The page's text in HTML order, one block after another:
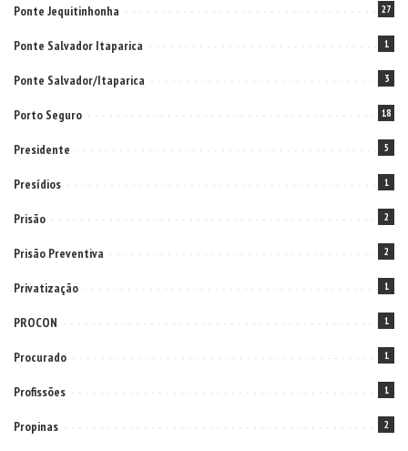
Ponte Jequitinhonha 27
Ponte Salvador Itaparica 1
Ponte Salvador/Itaparica 3
Porto Seguro 18
Presidente 5
Presídios 1
Prisão 2
Prisão Preventiva 2
Privatização 1
PROCON 1
Procurado 1
Profissões 1
Propinas 2